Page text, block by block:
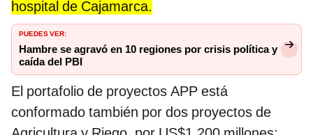
hospital de Cajamarca.
PUEDES VER:
Hambre se agravó en 10 regiones por crisis política y
caída del PBI
El portafolio de proyectos APP está
conformado también por dos proyectos de